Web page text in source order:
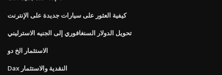
كيفية العثور على سيارات جديدة على الإنترنت
تحويل الدولار السنغافوري إلى الجنيه الاسترليني
الاستثمار الخ دو
Dax النقدية والاستثمار